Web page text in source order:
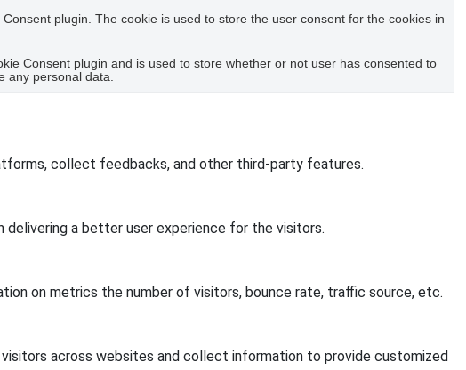
plugin. The cookie is used to store the user consent for the cookies in
Consent plugin and is used to store whether or not user has consented to
any personal data.
collect feedbacks, and other third-party features.
a better user experience for the visitors.
on metrics the number of visitors, bounce rate, traffic source, etc.
across websites and collect information to provide customized